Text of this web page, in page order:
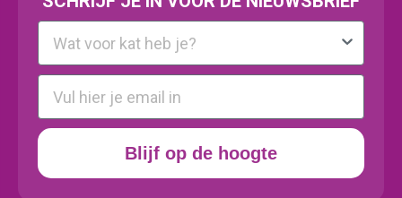
Kattenras
E-mail
Blijf op de hoogte